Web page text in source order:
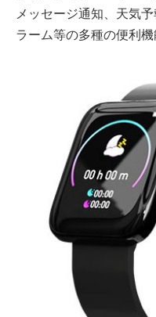
メッセージ通知、天気
ラーム等の多種の便利機